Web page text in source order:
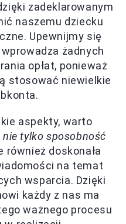
zadeklarowanym
naszemu dziecku
Upewnijmy się
żadnych
opłat, ponieważ
stosować niewielkie
aspekty, warto
nie tylko sposobność
również doskonała
na temat
wsparcia. Dzięki
każdy z nas ma
ważnego procesu